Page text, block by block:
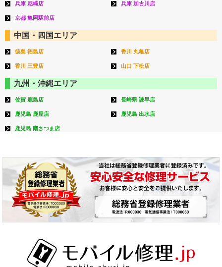
兵庫 尼崎店 兵庫 加古川店
京都 亀岡駅前店
中国・四国エリア
徳島 徳島店 香川 丸亀店
香川 三豊店 山口 下松店
九州・沖縄エリア
佐賀 鹿島店 長崎県 諫早店
鹿児島 鹿屋店 鹿児島 出水店
鹿児島 南さつま店